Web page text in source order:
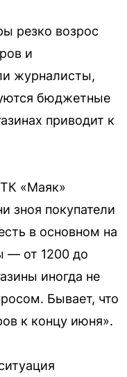
резко возрос
и
журналисты,
бюджетные
приводит к
«Маяк»
зноя покупатели
в основном на
— от 1200 до
иногда не
Бывает, что
к концу июня».